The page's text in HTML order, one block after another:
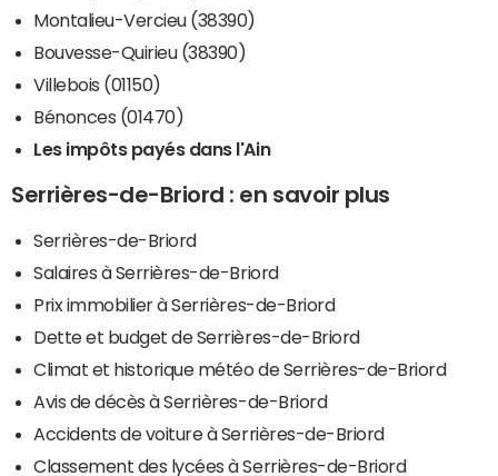
Montalieu-Vercieu (38390)
Bouvesse-Quirieu (38390)
Villebois (01150)
Bénonces (01470)
Les impôts payés dans l'Ain
Serrières-de-Briord : en savoir plus
Serrières-de-Briord
Salaires à Serrières-de-Briord
Prix immobilier à Serrières-de-Briord
Dette et budget de Serrières-de-Briord
Climat et historique météo de Serrières-de-Briord
Avis de décès à Serrières-de-Briord
Accidents de voiture à Serrières-de-Briord
Classement des lycées à Serrières-de-Briord